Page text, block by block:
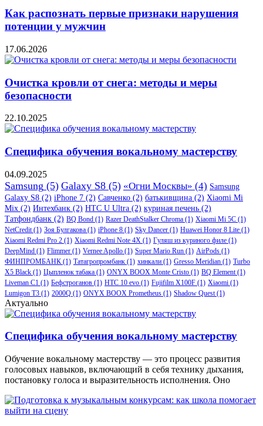
Как распознать первые признаки нарушения
потенции у мужчин
17.06.2026
Очистка кровли от снега: методы и меры
безопасности
22.10.2025
Специфика обучения вокальному мастерству
04.09.2025
Samsung (5) Galaxy S8 (5) «Огни Москвы» (4) Samsung
Galaxy S8 (2) iPhone 7 (2) Савченко (2) батькивщина (2) Xiaomi Mi
Mix (2) Интехбанк (2) HTC U Ultra (2) куриная печень (2)
Татфондбанк (2) BQ Bond (1) Razer DeathStalker Chroma (1) Xiaomi Mi 5C (1)
NetCredit (1) Зоя Булгакова (1) iPhone 8 (1) Sky Dancer (1) Huawei Honor 8 Lite (1)
Xiaomi Redmi Pro 2 (1) Xiaomi Redmi Note 4X (1) Гуляш из куриного филе (1)
DeepMind (1) Flimmer (1) Vernee Apollo (1) Super Mario Run (1) AirPods (1)
ФИНПРОМБАНК (1) Татагропромбанк (1) хинкали (1) Gresso Meridian (1) Turbo
X5 Black (1) Цыпленок табака (1) ONYX BOOX Monte Cristo (1) BQ Element (1)
Liveman C1 (1) Бефстроганов (1) HTC 10 evo (1) Fujifilm X100F (1) Xiaomi (1)
Lumigon T3 (1) 2000Q (1) ONYX BOOX Prometheus (1) Shadow Quest (1)
Актуально
Специфика обучения вокальному мастерству
Обучение вокальному мастерству — это процесс развития
голосовых навыков, включающий в себя технику дыхания,
постановку голоса и выразительность исполнения. Оно